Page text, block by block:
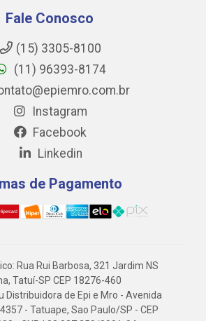
Fale Conosco
(15) 3305-8100
(11) 96393-8174
Instagram
Facebook
Linkedin
de Pagamento
Rua Rui Barbosa, 321 Jardim NS
Tatuí-SP CEP 18276-460
Distribuidora de Epi e Mro - Avenida
- Tatuape, Sao Paulo/SP - CEP